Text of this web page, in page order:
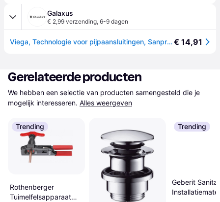
Galaxus
€ 2,99 verzending, 6-9 dagen
Viega, Technologie voor pijpaansluitingen, Sanpress tilslutningsforskruning 15 x 3/4 Rødgods / blanco (Pijpfitting)€ 14,91
Gerelateerde producten
We hebben een selectie van producten samengesteld die je
mogelijk interesseren. Alles weergeven
Trending
Rothenberger
Tuimelfelsapparaat
Trending
Geberit